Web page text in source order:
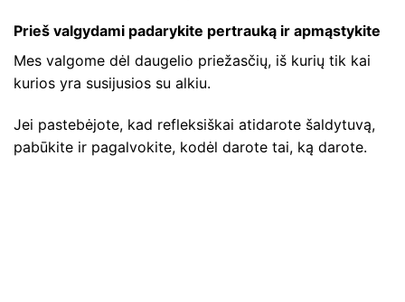
Prieš valgydami padarykite pertrauką ir apmąstykite
Mes valgome dėl daugelio priežasčių, iš kurių tik kai
kurios yra susijusios su alkiu.
Jei pastebėjote, kad refleksiškai atidarote šaldytuvą,
pabūkite ir pagalvokite, kodėl darote tai, ką darote.